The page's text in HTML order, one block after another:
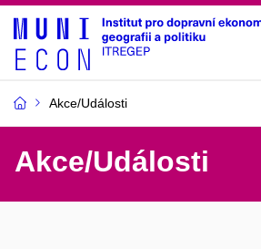
Akce/Události
Akce/Události